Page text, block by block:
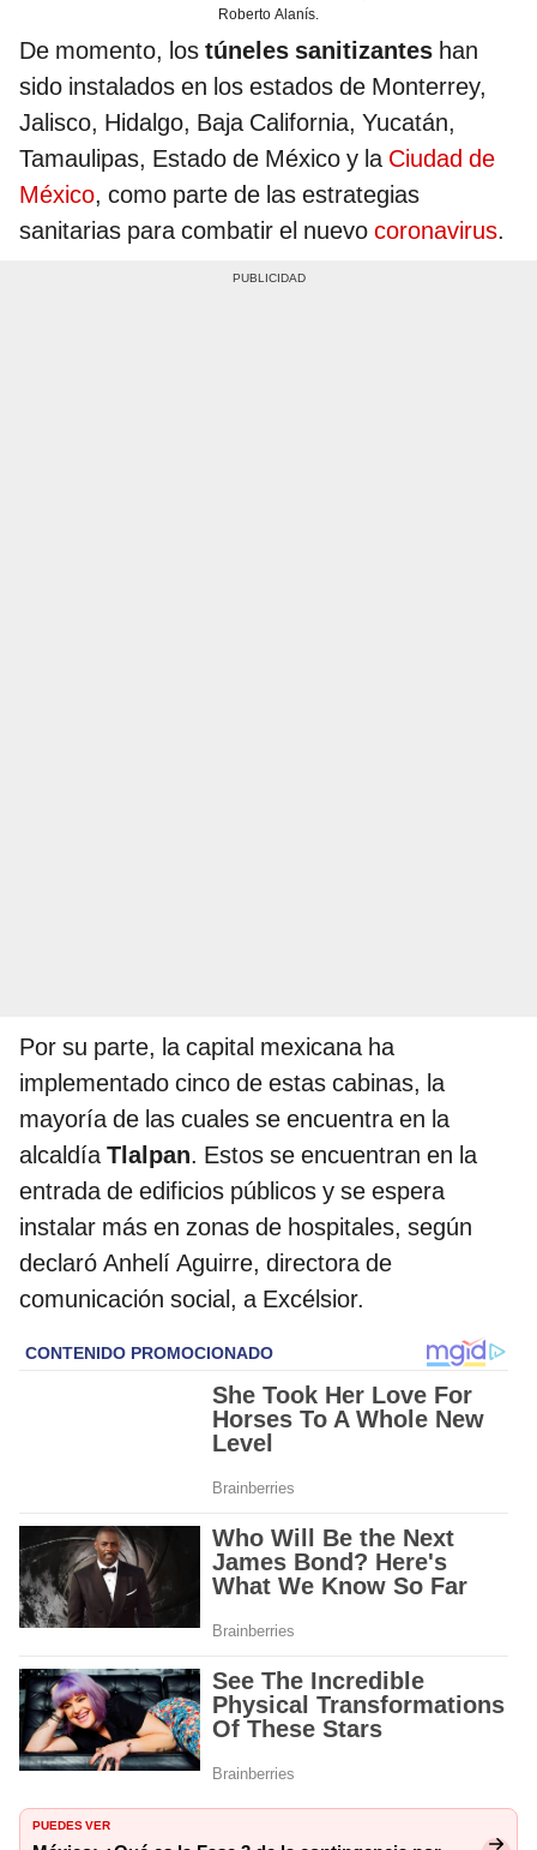
Roberto Alanís.
De momento, los túneles sanitizantes han
sido instalados en los estados de Monterrey,
Jalisco, Hidalgo, Baja California, Yucatán,
Tamaulipas, Estado de México y la Ciudad de
México, como parte de las estrategias
sanitarias para combatir el nuevo coronavirus.
Por su parte, la capital mexicana ha
implementado cinco de estas cabinas, la
mayoría de las cuales se encuentra en la
alcaldía Tlalpan. Estos se encuentran en la
entrada de edificios públicos y se espera
instalar más en zonas de hospitales, según
declaró Anhelí Aguirre, directora de
comunicación social, a Excélsior.
PUEDES VER